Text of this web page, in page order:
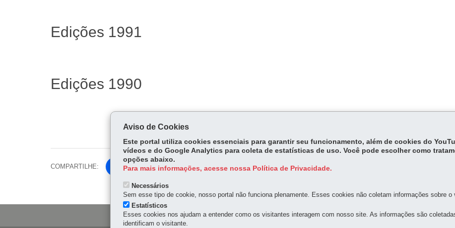
Edições 1991
Edições 1990
COMPARTILHE:
Fa
bo
ok
Tw
itt
er
MAPA DO
Aviso de Cookies
Este portal utiliza cookies essenciais para garantir seu funcionamento, além de cookies do
vídeos e do Google Analytics para coleta de estatísticas de uso. Você pode escolher como
opções abaixo.
Para mais informações, acesse nossa Política de Privacidade.
Necessários
Sem esse tipo de cookie, nosso portal não funciona plenamente. Esses cookies não coletam informações sobre o
Estatísticos
Esses cookies nos ajudam a entender como os visitantes interagem com nosso site. As informações são
identificam o visitante.